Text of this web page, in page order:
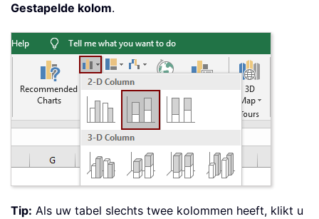
Gestapelde kolom.
Tip: Als uw tabel slechts twee kolommen heeft, klikt u